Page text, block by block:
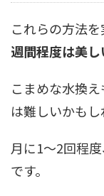
これらの方法を
週間程度は美し
こまめな水換
は難しいかもし
月に1～2回程
です。